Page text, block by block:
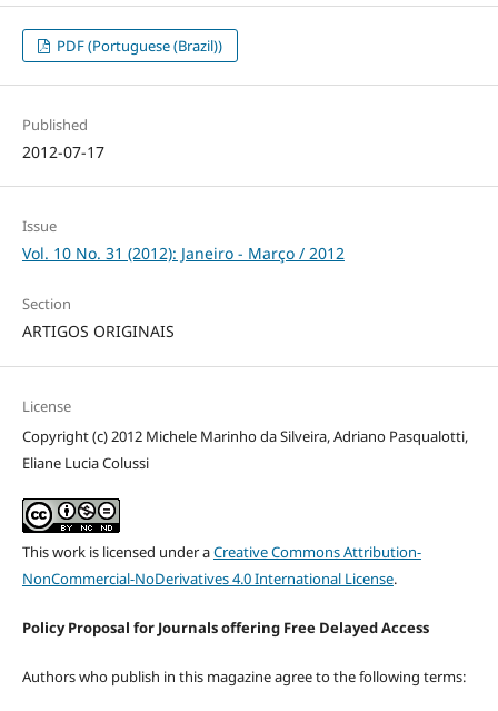
PDF (Portuguese (Brazil))
Published
2012-07-17
Issue
Vol. 10 No. 31 (2012): Janeiro - Março / 2012
Section
ARTIGOS ORIGINAIS
License
Copyright (c) 2012 Michele Marinho da Silveira, Adriano Pasqualotti,
Eliane Lucia Colussi
This work is licensed under aCreative Commons Attribution-
NonCommercial-NoDerivatives 4.0 International License.
Policy Proposal for Journals offering Free Delayed Access
Authors who publish in this magazine agree to the following terms: